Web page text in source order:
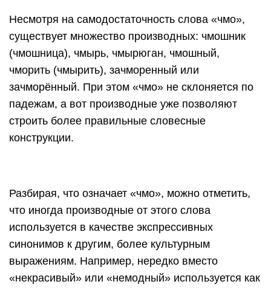
Несмотря на самодостаточность слова «чмо»,
существует множество производных: чмошник
(чмошница), чмырь, чмырюган, чмошный,
чморить (чмырить), зачморенный или
зачморённый. При этом «чмо» не склоняется по
падежам, а вот производные уже позволяют
строить более правильные словесные
конструкции.
Разбирая, что означает «чмо», можно отметить,
что иногда производные от этого слова
используется в качестве экспрессивных
синонимов к другим, более культурным
выражениям. Например, нередко вместо
«некрасивый» или «немодный» используется как